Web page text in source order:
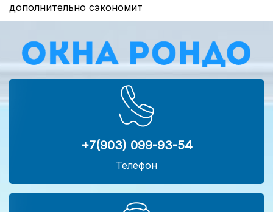
дополнительно сэкономит
+7(903) 099-93-54
Телефон